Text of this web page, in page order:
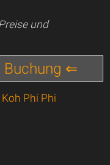
und
Buchung ⇐
Phi Phi